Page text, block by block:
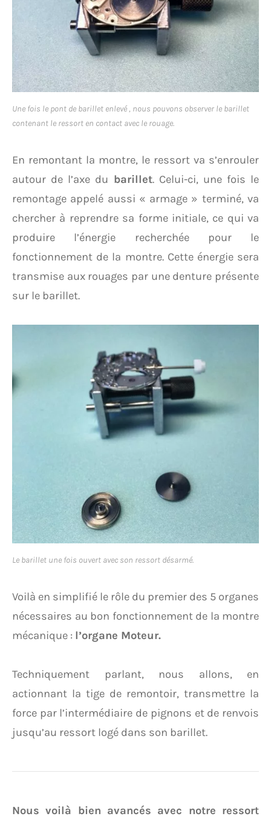
Une fois le pont de barillet enlevé , nous pouvons observer le barillet
contenant le ressort en contact avec le rouage.
En remontant la montre, le ressort va s’enrouler
autour de l’axe du barillet. Celui-ci, une fois le
remontage appelé aussi « armage » terminé, va
chercher à reprendre sa forme initiale, ce qui va
produire l’énergie recherchée pour le
fonctionnement de la montre. Cette énergie sera
transmise aux rouages par une denture présente
sur le barillet.
Le barillet une fois ouvert avec son ressort désarmé.
Voilà en simplifié le rôle du premier des 5 organes
nécessaires au bon fonctionnement de la montre
mécanique : l’organe Moteur.
Techniquement parlant, nous allons, en
actionnant la tige de remontoir, transmettre la
force par l’intermédiaire de pignons et de renvois
jusqu’au ressort logé dans son barillet.
Nous voilà bien avancés avec notre ressort